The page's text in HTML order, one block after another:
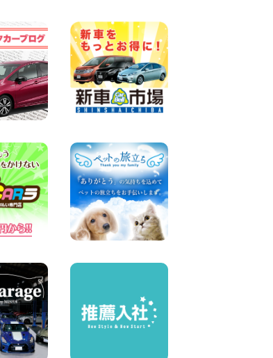
体調崩してませんか?? 兵庫県
加古川店
100円レンタカー 加古川
2026年08月06日
【佐渡の夏はレンタカーで自
由に!】 新潟県 両津店
100円レンタカー 両津
2026年08月06日
業中! 新潟県 佐渡空港店
100円レンタカー 佐渡空港
2026年08月06日
今週末空きあります☆ 大阪府
寝屋川太間東町店
100円レンタカー 寝屋川太間東町
2026年08月06日
☆ お盆特別乗り放題プラン
100円レンタカー 杉戸
2026年08月06日
ハイエースワゴンGL!!クルー
ズコントロールが付いてい
る〜!! 福島県 福島笹木野店
100円レンタカー 福島笹木野